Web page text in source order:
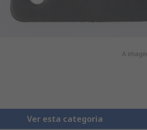
A
Ver esta categoria